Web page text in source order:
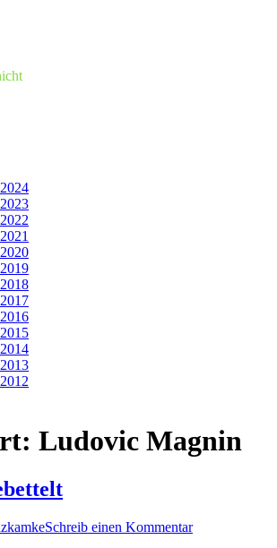
Ludovic Magnin
Schreib einen Kommentar